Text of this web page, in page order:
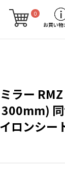
0
お買い物
ラー
同
ロンシー